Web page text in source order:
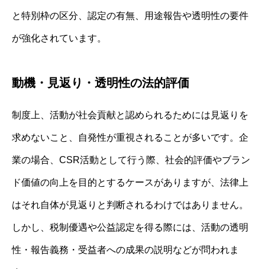
と特別枠の区分、認定の有無、用途報告や透明性の要件
が強化されています。
動機・見返り・透明性の法的評価
制度上、活動が社会貢献と認められるためには見返りを
求めないこと、自発性が重視されることが多いです。企
業の場合、CSR活動として行う際、社会的評価やブラン
ド価値の向上を目的とするケースがありますが、法律上
はそれ自体が見返りと判断されるわけではありません。
しかし、税制優遇や公益認定を得る際には、活動の透明
性・報告義務・受益者への成果の説明などが問われま